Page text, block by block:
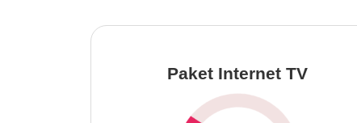
Paket Internet TV